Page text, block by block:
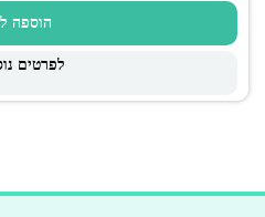
הוספה
לפרטים